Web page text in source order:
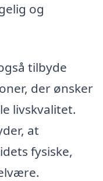
og
tilbyde
der ønsker
livskvalitet.
at
fysiske,